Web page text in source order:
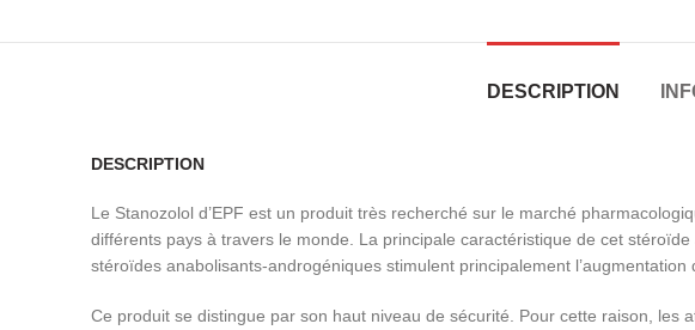
DESCRIPTION
DESCRIPTION
Le Stanozolol d’EPF est un produit très recherché sur le marché
différents pays à travers le monde. La principale caractéristique de cet
stéroïdes anabolisants-androgéniques stimulent principalement
Ce produit se distingue par son haut niveau de sécurité. Pour cette raison, les